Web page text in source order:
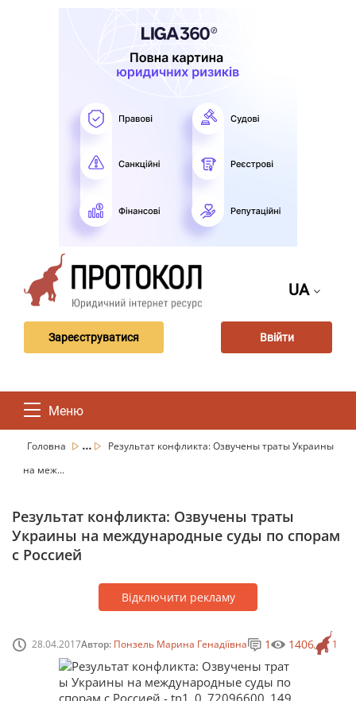
UA
Зареєструватися Ввійти
Меню
Головна ...
Результат конфликта: Озвучены траты Украины
на меж...
Результат конфликта: Озвучены траты
Украины на международные суды по спорам
с Россией
Відключити рекламу
28.04.2017Автор: Понзель Марина Генадіївна 1
1 1406